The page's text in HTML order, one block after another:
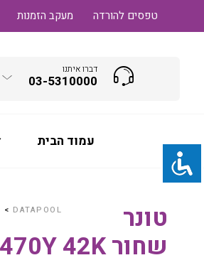
מעקב הזמנות טפסים להורדה
דברו איתנו
03-5310000
עמוד הבית
DATAPOOL
>
טונר
שחור HP 147Y W1470Y 42K